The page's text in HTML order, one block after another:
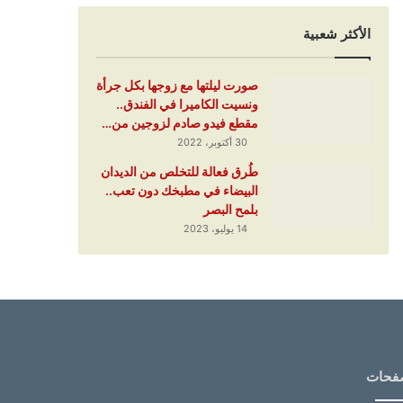
الأكثر شعبية
صورت ليلتها مع زوجها بكل جرأة
ونسيت الكاميرا في الفندق..
مقطع فيدو صادم لزوجين من…
30 أكتوبر، 2022
طُرق فعالة للتخلص من الديدان
البيضاء في مطبخك دون تعب..
بلمح البصر
14 يوليو، 2023